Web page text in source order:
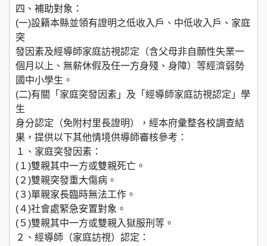
四、補助對象：
(一)設籍本縣並領有證明之低收入戶、中低收入戶、家庭
突
發因素及經導師家庭訪視認定（含父母非自願性失業一
個月以上、無薪休假及任一方身殘、身障）等經濟弱勢
國中小學生。
(二)有關「家庭突發因素」及「經導師家庭訪視認定」學
生
身分認定（免附村里長證明），經本府彙整各校調查結
果，提供以下其他情境供導師審核參考：
１、家庭突發因素：
(１)雙親其中一方或雙親死亡。
(２)雙親突發重大傷病。
(３)單親家長臨時無法工作。
(４)社會處緊急安置對象。
(５)雙親其中一方或雙親入獄服刑等。
２、經導師（家庭訪視）認定：